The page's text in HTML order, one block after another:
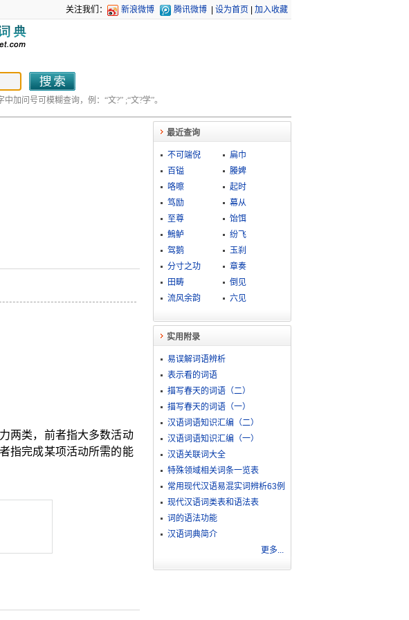
关注我们： 新浪微博 腾讯微博 设为首页 加入收藏
加问号可模糊查询，例：“文?” ;“文?学”。
两类，前者指大多数活动
指完成某项活动所需的能
最近查询
不可端倪
扁巾
百镒
媵婢
咯嚓
起时
笃励
幕从
至尊
饴饵
鰞鲈
纷飞
驾鹅
玉刹
分寸之功
章奏
田畴
倒见
流风余韵
六见
实用附录
易误解词语辨析
表示看的词语
描写春天的词语（二）
描写春天的词语（一）
汉语词语知识汇编（二）
汉语词语知识汇编（一）
汉语关联词大全
特殊领域相关词条一览表
常用现代汉语易混实词辨析63例
现代汉语词类表和语法表
词的语法功能
汉语词典简介
更多...